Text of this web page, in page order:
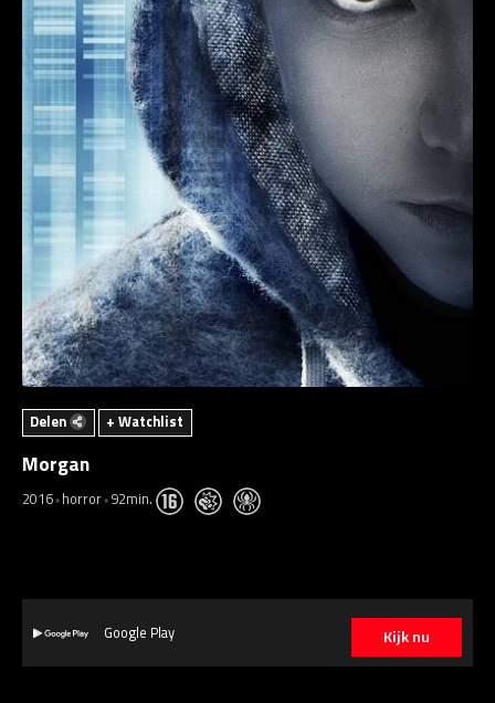
Delen + Watchlist
Morgan
2016 horror 92min.
Kijk nu
Google Play